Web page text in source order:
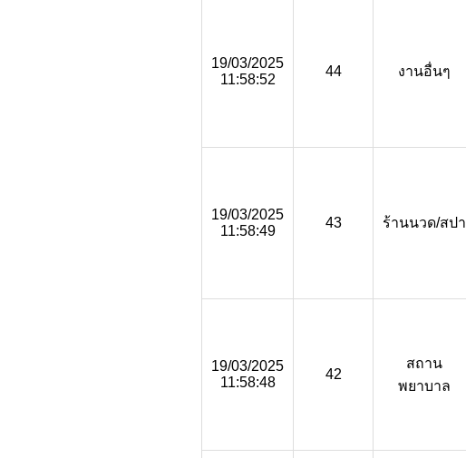
19/03/2025
11:58:52
44 งานอื่นๆ
19/03/2025
11:58:49
43 ร้านนวด/สปา
19/03/2025
11:58:48
42
สถาน
พยาบาล